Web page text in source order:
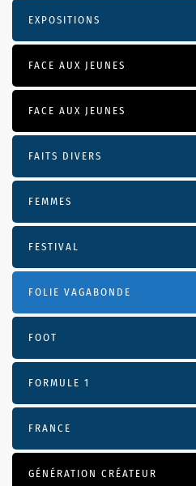
EXPOSITIONS
FACE AUX JEUNES
FACE AUX JEUNES
FAITS DIVERS
FEMMES
FESTIVAL
FOLIE VAGABONDE
FOOT
FORMULE 1
FRANCE
GÉNÉRATION CRÉATEUR